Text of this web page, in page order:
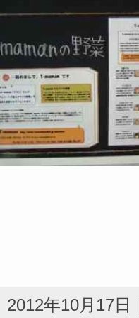
2012年10月17日｜